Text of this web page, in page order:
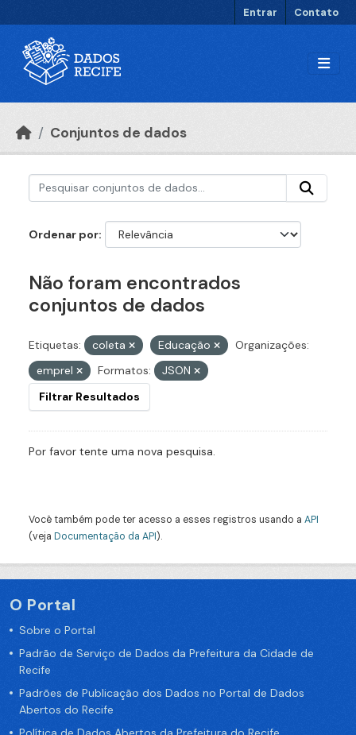
Entrar Contato
Conjuntos de dados
Ordenar por
Não foram encontrados
conjuntos de dados
Etiquetas: coleta Educação
Organizações:
emprel
Formatos:
JSON
Filtrar Resultados
Por favor tente uma nova pesquisa.
Você também pode ter acesso a esses registros usando a API
(veja Documentação da API).
O Portal
Sobre o Portal
Padrão de Serviço de Dados da Prefeitura da Cidade de
Recife
Padrões de Publicação dos Dados no Portal de Dados
Abertos do Recife